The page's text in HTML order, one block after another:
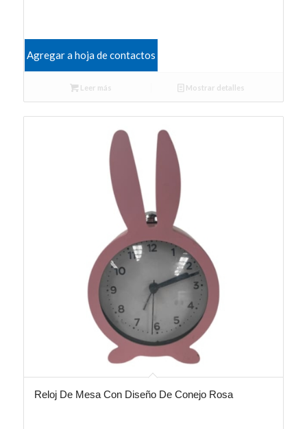
Agregar a hoja de contactos
Leer más Mostrar detalles
Reloj De Mesa Con Diseño De Conejo Rosa